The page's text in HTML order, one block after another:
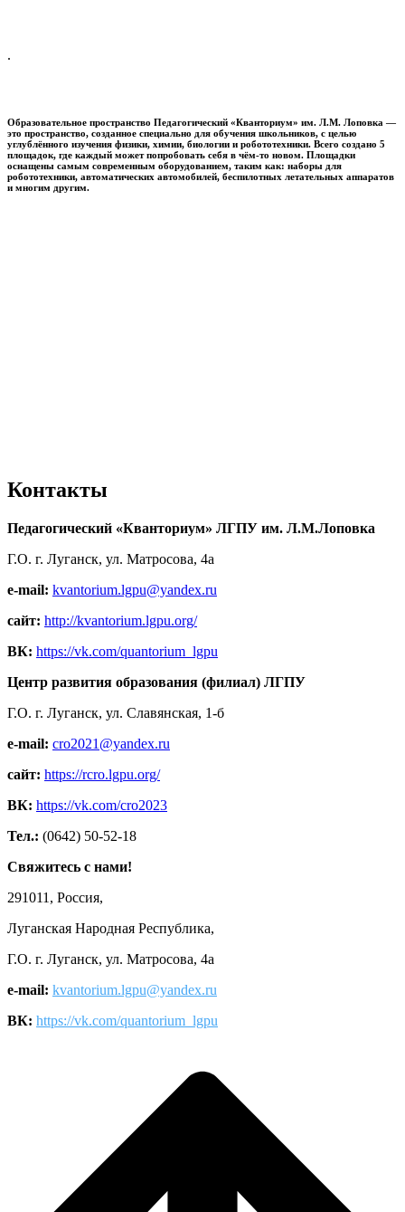
.
Образовательное пространство Педагогический «Кванториум» им. Л.М. Лоповка —
это пространство, созданное специально для обучения школьников, с целью
углублённого изучения физики, химии, биологии и робототехники. Всего создано 5
площадок, где каждый может попробовать себя в чём-то новом. Площадки
оснащены самым современным оборудованием, таким как: наборы для
робототехники, автоматических автомобилей, беспилотных летательных аппаратов
и многим другим.
Контакты
Педагогический «Кванториум» ЛГПУ им. Л.М.Лоповка
Г.О. г. Луганск, ул. Матросова, 4а
e-mail: kvantorium.lgpu@yandex.ru
сайт: http://kvantorium.lgpu.org/
ВК: https://vk.com/quantorium_lgpu
Центр развития образования (филиал) ЛГПУ
Г.О. г. Луганск, ул. Славянская, 1-б
e-mail: cro2021@yandex.ru
сайт: https://rcro.lgpu.org/
ВК: https://vk.com/cro2023
Тел.: (0642) 50-52-18
Свяжитесь с нами!
291011, Россия,
Луганская Народная Республика,
Г.О. г. Луганск, ул. Матросова, 4а
e-mail: kvantorium.lgpu@yandex.ru
ВК: https://vk.com/quantorium_lgpu